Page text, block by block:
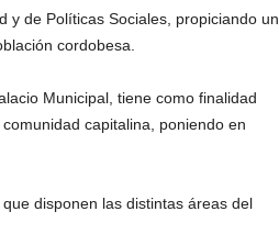
y de Políticas Sociales, propiciando un
cordobesa.
Municipal, tiene como finalidad
capitalina, poniendo en
disponen las distintas áreas del